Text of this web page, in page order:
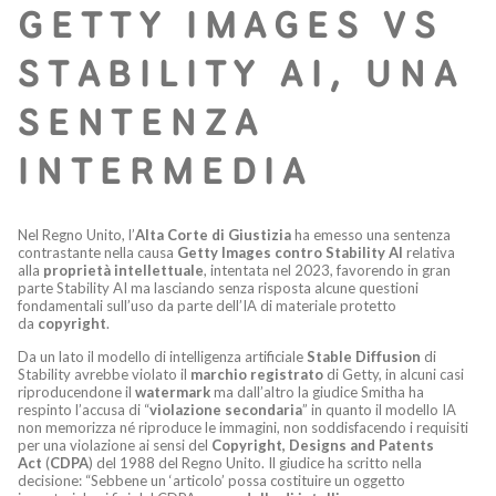
GETTY IMAGES VS
STABILITY AI, UNA
SENTENZA
INTERMEDIA
Nel Regno Unito, l’Alta Corte di Giustiziaha emesso una sentenza
contrastante nella causa Getty Images contro Stability AI relativa
alla proprietà intellettuale, intentata nel 2023, favorendo in gran
parte Stability AI ma lasciando senza risposta alcune questioni
fondamentali sull’uso da parte dell’IA di materiale protetto
da copyright.
Da un lato il modello di intelligenza artificiale Stable Diffusion di
Stability avrebbe violato il marchio registrato di Getty, in alcuni casi
riproducendone il watermarkma dall’altro la giudice Smitha ha
respinto l’accusa di “violazione secondaria” in quanto il modello IA
non memorizza né riproduce le immagini, non soddisfacendo i requisiti
per una violazione ai sensi del Copyright, Designs and Patents
Act (CDPA) del 1988 del Regno Unito. Il giudice ha scritto nella
decisione: “Sebbene un ‘articolo’ possa costituire un oggetto